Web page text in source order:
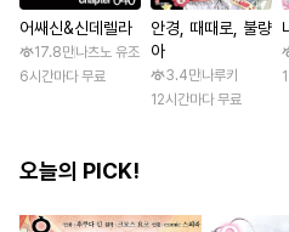
어쌔신&신데렐라
17.8만나츠노 유조
6시간마다 무료
안경, 때때로, 불량
아
3.4만나루키
12시간마다 무료
오늘의 PICK!